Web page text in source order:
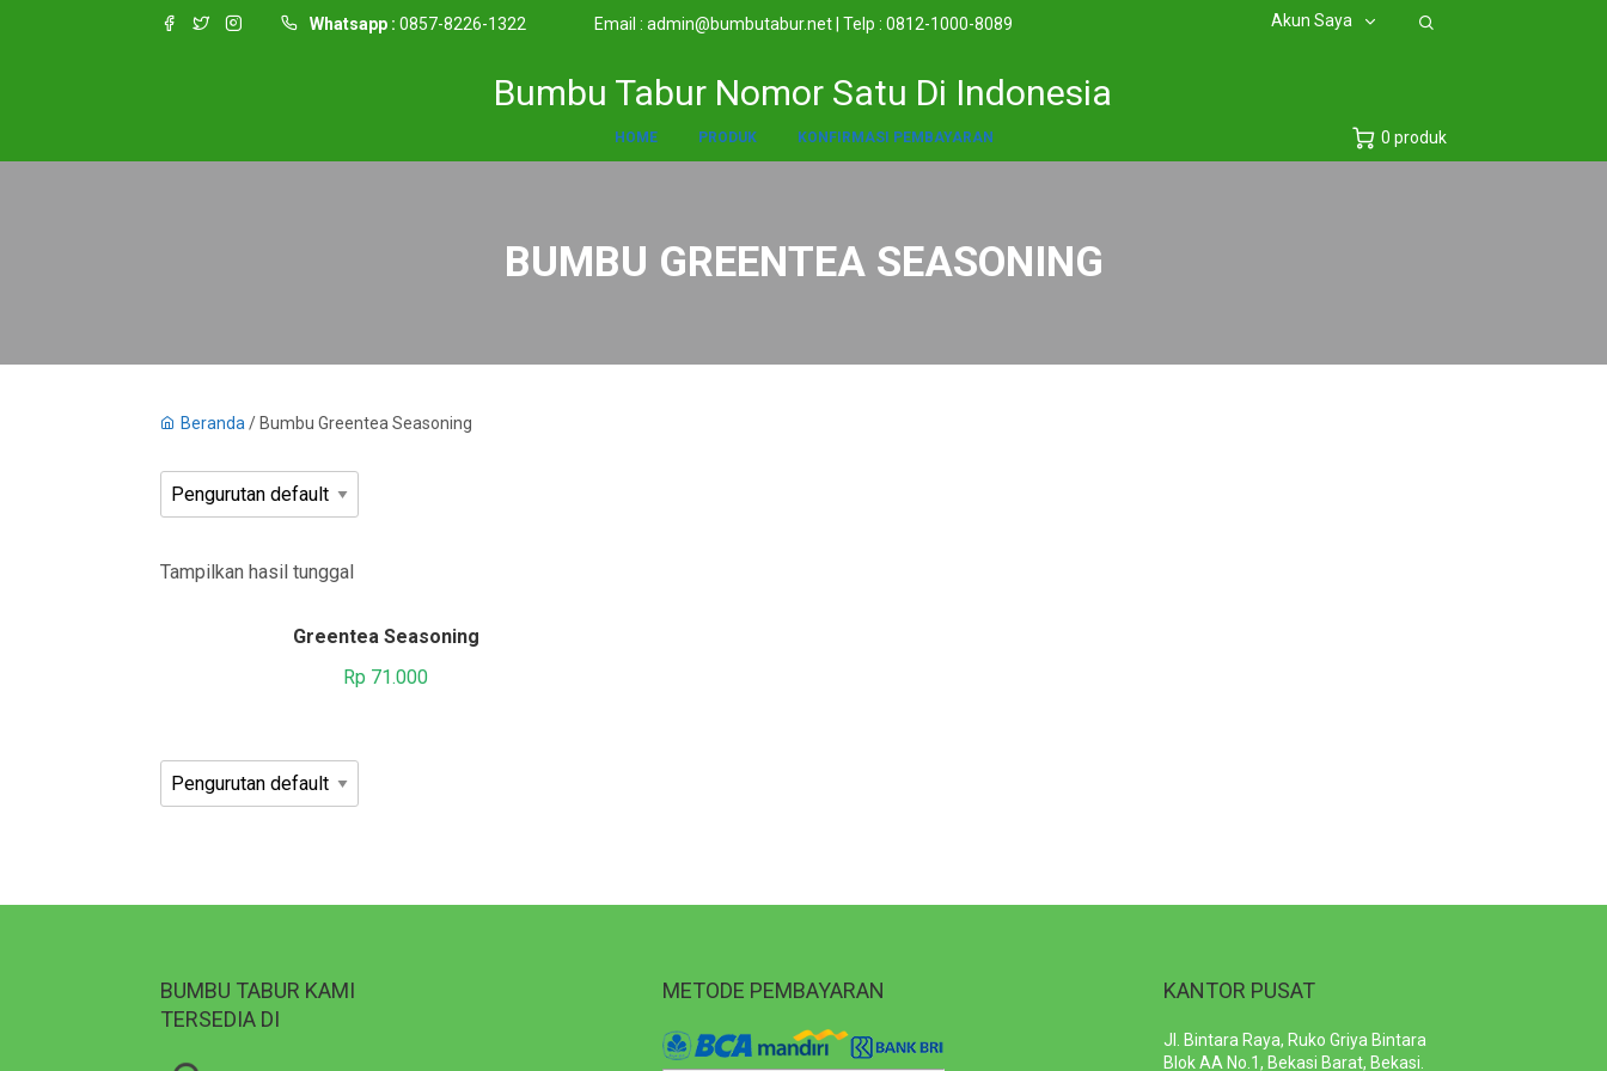
Whatsapp : 0857-8226-1322 Email : admin@bumbutabur.net | Telp : 0812-1000-8089 Akun Saya
Bumbu Tabur Nomor Satu Di Indonesia
0 produk
HOME PRODUK KONFIRMASI PEMBAYARAN
BUMBU GREENTEA SEASONING
Beranda / Bumbu Greentea Seasoning
Tampilkan hasil tunggal
Greentea Seasoning
Rp 71.000
BUMBU TABUR KAMI
TERSEDIA DI
METODE PEMBAYARAN KANTOR PUSAT
Jl. Bintara Raya, Ruko Griya Bintara
Blok AA No.1, Bekasi Barat, Bekasi.